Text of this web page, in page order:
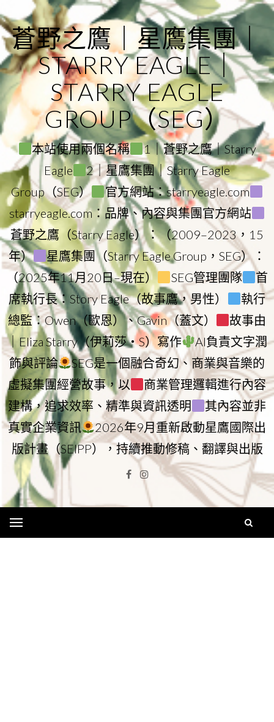
to
content
蒼野之鷹｜星鷹集團｜
STARRY EAGLE｜
STARRY EAGLE
GROUP（SEG）
本站使用兩個名稱
1｜蒼野之鷹｜Starry
Eagle
2｜星鷹集團｜Starry Eagle
Group（SEG）
官方網站：starryeagle.com
starryeagle.com：品牌、內容與集團官方網站
蒼野之鷹（Starry Eagle）：（2009–2023，15
年）
星鷹集團（Starry Eagle Group，SEG）：
（2025年11月20日–現在）
SEG管理團隊
首
席執行長：Story Eagle（故事鷹，男性）
執行
總監：Owen（歐恩）、Gavin（蓋文）
故事由
｜Eliza Starry（伊莉莎・S）寫作
AI負責文字潤
飾與評論
SEG是一個融合奇幻、商業與音樂的
虛擬集團經營故事，以
商業管理邏輯進行內容
建構，追求效率、精準與資訊透明
其內容並非
真實企業資訊
2026年9月重新啟動星鷹國際出
版計畫（SEIPP），持續推動修稿、翻譯與出版
Facebook
Instagram